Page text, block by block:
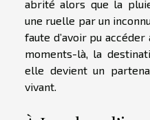
abrité alors que la
une ruelle par un
faute d’avoir pu
moments-là, la
elle devient un
vivant.